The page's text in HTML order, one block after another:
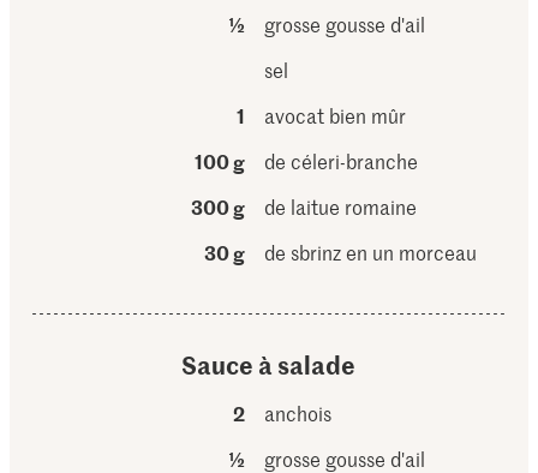
½
grosse gousse d'ail
sel
1
avocat bien mûr
100 g
de céleri-branche
300 g
de laitue romaine
30 g
de sbrinz en un morceau
Sauce à salade
2
anchois
½
grosse gousse d'ail